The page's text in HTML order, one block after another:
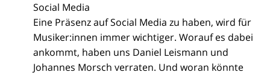
Social Media
Eine Präsenz auf Social Media zu haben, wird für
Musiker:innen immer wichtiger. Worauf es dabei
ankommt, haben uns Daniel Leismann und
Johannes Morsch verraten. Und woran könnte